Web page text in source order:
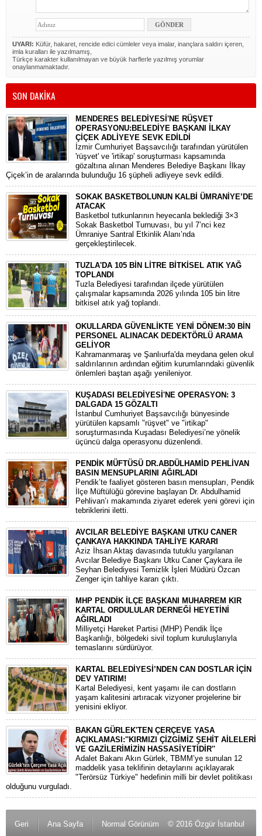
UYARI: Küfür, hakaret, rencide edici cümleler veya imalar, inançlara saldırı içeren,
imla kuralları ile yazılmamış,
Türkçe karakter kullanılmayan ve büyük harflerle yazılmış yorumlar
onaylanmamaktadır.
SON DAKİKA
MENDERES BELEDİYESİ'NE RÜŞVET
OPERASYONU:BELEDİYE BAŞKANI İLKAY
ÇİÇEK ADLİYEYE SEVK EDİLDİ
​İzmir Cumhuriyet Başsavcılığı tarafından yürütülen
'rüşvet' ve 'irtikap' soruşturması kapsamında
gözaltına alınan Menderes Belediye Başkanı İlkay
Çiçek’in de aralarında bulunduğu 16 şüpheli adliyeye sevk edildi.
SOKAK BASKETBOLUNUN KALBİ ÜMRANİYE’DE
ATACAK
Basketbol tutkunlarının heyecanla beklediği 3×3
Sokak Basketbol Turnuvası, bu yıl 7’nci kez
Ümraniye Santral Etkinlik Alanı’nda
gerçekleştirilecek.
TUZLA'DA 105 BİN LİTRE BİTKİSEL ATIK YAĞ
TOPLANDI
Tuzla Belediyesi tarafından ilçede yürütülen
çalışmalar kapsamında 2026 yılında 105 bin litre
bitkisel atık yağ toplandı.
OKULLARDA GÜVENLİKTE YENİ DÖNEM:30 BİN
PERSONEL ALINACAK DEDEKTÖRLÜ ARAMA
GELİYOR
​Kahramanmaraş ve Şanlıurfa'da meydana gelen okul
saldırılarının ardından eğitim kurumlarındaki güvenlik
önlemleri baştan aşağı yenileniyor.
KUŞADASI BELEDİYESİ'NE OPERASYON: 3
DALGADA 15 GÖZALTI
​İstanbul Cumhuriyet Başsavcılığı bünyesinde
yürütülen kapsamlı "rüşvet" ve "irtikap"
soruşturmasında Kuşadası Belediyesi’ne yönelik
üçüncü dalga operasyonu düzenlendi.
PENDİK MÜFTÜSÜ DR.ABDÜLHAMİD PEHLİVAN
BASIN MENSUPLARINI AĞIRLADI
​Pendik’te faaliyet gösteren basın mensupları, Pendik
İlçe Müftülüğü görevine başlayan Dr. Abdulhamid
Pehlivan’ı makamında ziyaret ederek yeni görevi için
tebriklerini iletti.
AVCILAR BELEDİYE BAŞKANI UTKU CANER
ÇANKAYA HAKKINDA TAHLİYE KARARI
​Aziz İhsan Aktaş davasında tutuklu yargılanan
Avcılar Belediye Başkanı Utku Caner Çaykara ile
Seyhan Belediyesi Temizlik İşleri Müdürü Özcan
Zenger için tahliye kararı çıktı.
MHP PENDİK İLÇE BAŞKANI MUHARREM KIR
KARTAL ORDULULAR DERNEĞİ HEYETİNİ
AĞIRLADI
​Milliyetçi Hareket Partisi (MHP) Pendik İlçe
Başkanlığı, bölgedeki sivil toplum kuruluşlarıyla
temaslarını sürdürüyor.
KARTAL BELEDİYESİ’NDEN CAN DOSTLAR İÇİN
DEV YATIRIM!
Kartal Belediyesi, kent yaşamı ile can dostların
yaşam kalitesini artıracak vizyoner projelerine bir
yenisini ekliyor.
BAKAN GÜRLEK'TEN ÇERÇEVE YASA
AÇIKLAMASI:''KIRMIZI ÇİZGİMİZ ŞEHİT AİLELERİ
VE GAZİLERİMİZİN HASSASİYETİDİR''
Adalet Bakanı Akın Gürlek, TBMM’ye sunulan 12
maddelik yasa teklifinin detaylarını açıklayarak
"Terörsüz Türkiye" hedefinin milli bir devlet politikası
olduğunu vurguladı.
Geri Ana Sayfa Normal Görünüm © 2016 Özgür İstanbul